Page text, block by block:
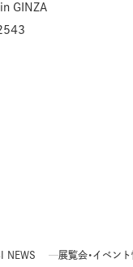
GINZA
NEWS 展覧会・イベン